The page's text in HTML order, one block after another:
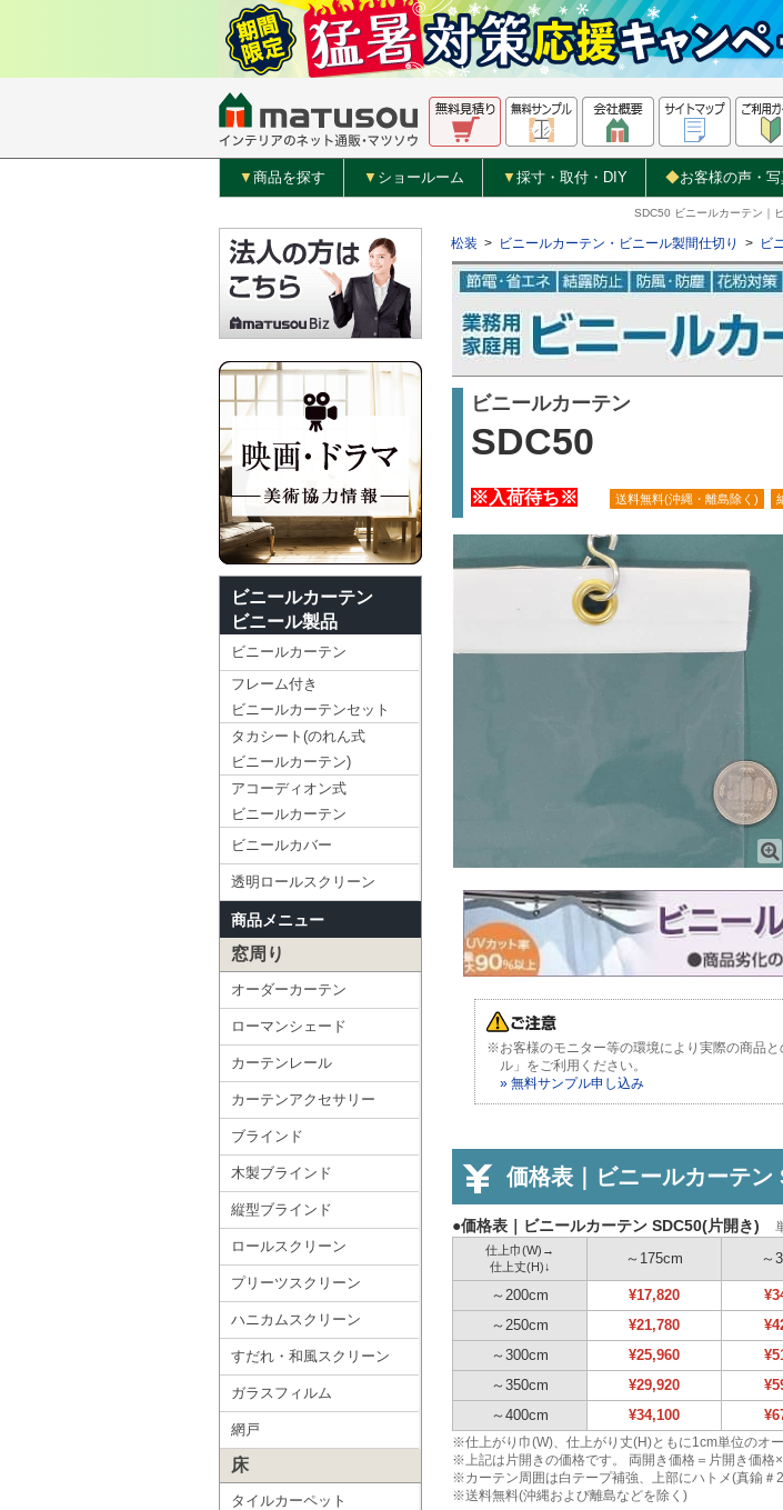
▼ 商品を探す ▼ ショールーム ▼ 採寸・取付・DIY ◆お客様の声・
SDC50 ビニールカーテン｜
ビニールカーテン
ビニール製品
ビニールカーテン
フレーム付き
ビニールカーテンセット
タカシート(のれん式
ビニールカーテン)
アコーディオン式
ビニールカーテン
ビニールカバー
透明ロールスクリーン
商品メニュー
窓周り
オーダーカーテン
ローマンシェード
カーテンレール
カーテンアクセサリー
ブラインド
木製ブラインド
縦型ブラインド
ロールスクリーン
プリーツスクリーン
ハニカムスクリーン
すだれ・和風スクリーン
ガラスフィルム
網戸
床
タイルカーペット
松装 > ビニールカーテン・ビニール製間仕切り > ビ
ビニールカーテン
SDC50
※入荷待ち※ 送料無料(沖縄・離島除く)
※お客様のモニター等の環境により実際の商品
ル」をご利用ください。
» 無料サンプル申し込み
価格表｜ビニールカーテン
●価格表｜ビニールカーテン SDC50(片開き)
仕上巾(W)→
仕上丈(H)↓
～175cm ～
～200cm ¥17,820
～250cm
¥21,780
～300cm
¥25,960
～350cm
¥29,920
～400cm
¥34,100
※仕上がり巾(W)、仕上がり丈(H)ともに1cm単位のオ
※上記は片開きの価格です。
両開き価格＝片開き価格
※カーテン周囲は白テープ補強、上部にハトメ(真鍮
※送料無料(沖縄および離島などを除く)